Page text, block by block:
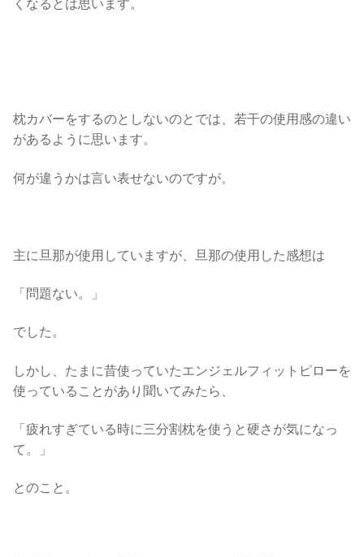
くなるとは思います。
枕カバーをするのとしないのとでは、若干の使用感の違い
があるように思います。
何が違うかは言い表せないのですが。
主に旦那が使用していますが、旦那の使用した感想は
「問題ない。」
でした。
しかし、たまに昔使っていたエンジェルフィットピローを
使っていることがあり聞いてみたら、
「疲れすぎている時に三分割枕を使うと硬さが気になっ
て。」
とのこと。